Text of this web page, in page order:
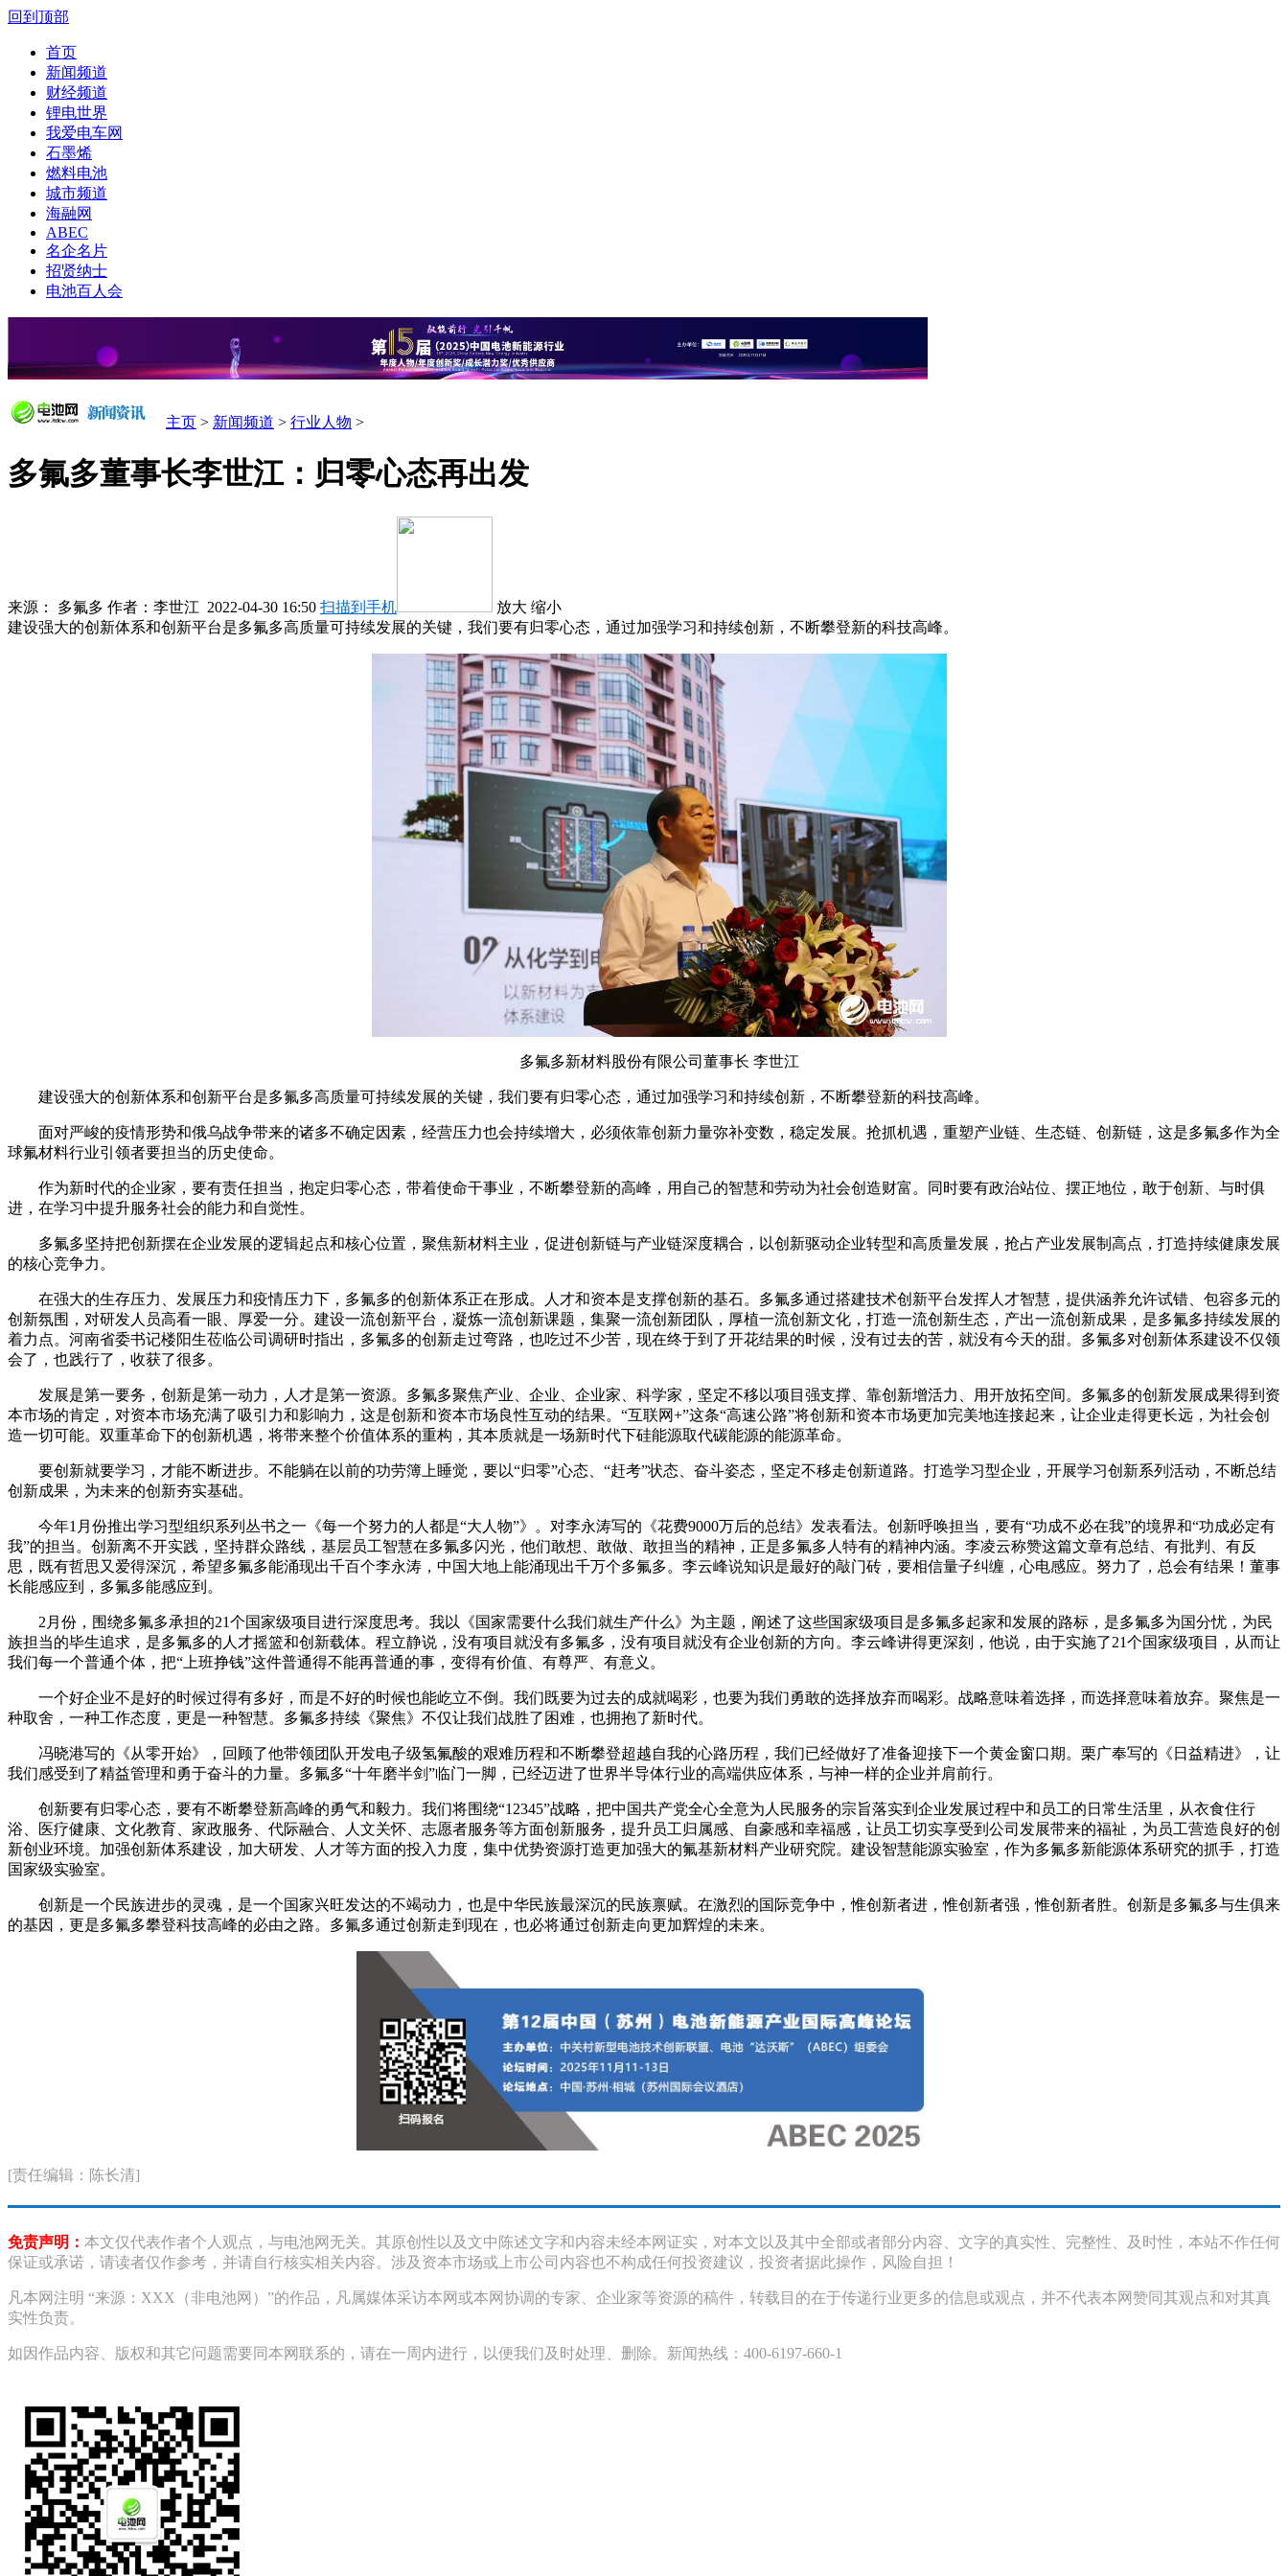
回到顶部
首页
新闻频道
财经频道
锂电世界
我爱电车网
石墨烯
燃料电池
城市频道
海融网
ABEC
名企名片
招贤纳士
电池百人会
主页 > 新闻频道 > 行业人物 >
多氟多董事长李世江：归零心态再出发
来源： 多氟多 作者： 李世江 2022-04-30 16:50 扫描到手机 放大 缩小
建设强大的创新体系和创新平台是多氟多高质量可持续发展的关键，我们要有归零心态，通过加强学习和持续创新，不断攀登新的科技高峰。
多氟多新材料股份有限公司董事长 李世江
建设强大的创新体系和创新平台是多氟多高质量可持续发展的关键，我们要有归零心态，通过加强学习和持续创新，不断攀登新的科技高峰。
面对严峻的疫情形势和俄乌战争带来的诸多不确定因素，经营压力也会持续增大，必须依靠创新力量弥补变数，稳定发展。抢抓机遇，重塑产业链、生态链、创新链，这是多氟多作为全
球氟材料行业引领者要担当的历史使命。
作为新时代的企业家，要有责任担当，抱定归零心态，带着使命干事业，不断攀登新的高峰，用自己的智慧和劳动为社会创造财富。同时要有政治站位、摆正地位，敢于创新、与时俱
进，在学习中提升服务社会的能力和自觉性。
多氟多坚持把创新摆在企业发展的逻辑起点和核心位置，聚焦新材料主业，促进创新链与产业链深度耦合，以创新驱动企业转型和高质量发展，抢占产业发展制高点，打造持续健康发展
的核心竞争力。
在强大的生存压力、发展压力和疫情压力下，多氟多的创新体系正在形成。人才和资本是支撑创新的基石。多氟多通过搭建技术创新平台发挥人才智慧，提供涵养允许试错、包容多元的
创新氛围，对研发人员高看一眼、厚爱一分。建设一流创新平台，凝炼一流创新课题，集聚一流创新团队，厚植一流创新文化，打造一流创新生态，产出一流创新成果，是多氟多持续发展的
着力点。河南省委书记楼阳生莅临公司调研时指出，多氟多的创新走过弯路，也吃过不少苦，现在终于到了开花结果的时候，没有过去的苦，就没有今天的甜。多氟多对创新体系建设不仅领
会了，也践行了，收获了很多。
发展是第一要务，创新是第一动力，人才是第一资源。多氟多聚焦产业、企业、企业家、科学家，坚定不移以项目强支撑、靠创新增活力、用开放拓空间。多氟多的创新发展成果得到资
本市场的肯定，对资本市场充满了吸引力和影响力，这是创新和资本市场良性互动的结果。“互联网+”这条“高速公路”将创新和资本市场更加完美地连接起来，让企业走得更长远，为社会创
造一切可能。双重革命下的创新机遇，将带来整个价值体系的重构，其本质就是一场新时代下硅能源取代碳能源的能源革命。
要创新就要学习，才能不断进步。不能躺在以前的功劳簿上睡觉，要以“归零”心态、“赶考”状态、奋斗姿态，坚定不移走创新道路。打造学习型企业，开展学习创新系列活动，不断总结
创新成果，为未来的创新夯实基础。
今年1月份推出学习型组织系列丛书之一《每一个努力的人都是“大人物”》。对李永涛写的《花费9000万后的总结》发表看法。创新呼唤担当，要有“功成不必在我”的境界和“功成必定有
我”的担当。创新离不开实践，坚持群众路线，基层员工智慧在多氟多闪光，他们敢想、敢做、敢担当的精神，正是多氟多人特有的精神内涵。李凌云称赞这篇文章有总结、有批判、有反
思，既有哲思又爱得深沉，希望多氟多能涌现出千百个李永涛，中国大地上能涌现出千万个多氟多。李云峰说知识是最好的敲门砖，要相信量子纠缠，心电感应。努力了，总会有结果！董事
长能感应到，多氟多能感应到。
2月份，围绕多氟多承担的21个国家级项目进行深度思考。我以《国家需要什么我们就生产什么》为主题，阐述了这些国家级项目是多氟多起家和发展的路标，是多氟多为国分忧，为民
族担当的毕生追求，是多氟多的人才摇篮和创新载体。程立静说，没有项目就没有多氟多，没有项目就没有企业创新的方向。李云峰讲得更深刻，他说，由于实施了21个国家级项目，从而让
我们每一个普通个体，把“上班挣钱”这件普通得不能再普通的事，变得有价值、有尊严、有意义。
一个好企业不是好的时候过得有多好，而是不好的时候也能屹立不倒。我们既要为过去的成就喝彩，也要为我们勇敢的选择放弃而喝彩。战略意味着选择，而选择意味着放弃。聚焦是一
种取舍，一种工作态度，更是一种智慧。多氟多持续《聚焦》不仅让我们战胜了困难，也拥抱了新时代。
冯晓港写的《从零开始》，回顾了他带领团队开发电子级氢氟酸的艰难历程和不断攀登超越自我的心路历程，我们已经做好了准备迎接下一个黄金窗口期。栗广奉写的《日益精进》，让
我们感受到了精益管理和勇于奋斗的力量。多氟多“十年磨半剑”临门一脚，已经迈进了世界半导体行业的高端供应体系，与神一样的企业并肩前行。
创新要有归零心态，要有不断攀登新高峰的勇气和毅力。我们将围绕“12345”战略，把中国共产党全心全意为人民服务的宗旨落实到企业发展过程中和员工的日常生活里，从衣食住行
浴、医疗健康、文化教育、家政服务、代际融合、人文关怀、志愿者服务等方面创新服务，提升员工归属感、自豪感和幸福感，让员工切实享受到公司发展带来的福祉，为员工营造良好的创
新创业环境。加强创新体系建设，加大研发、人才等方面的投入力度，集中优势资源打造更加强大的氟基新材料产业研究院。建设智慧能源实验室，作为多氟多新能源体系研究的抓手，打造
国家级实验室。
创新是一个民族进步的灵魂，是一个国家兴旺发达的不竭动力，也是中华民族最深沉的民族禀赋。在激烈的国际竞争中，惟创新者进，惟创新者强，惟创新者胜。创新是多氟多与生俱来
的基因，更是多氟多攀登科技高峰的必由之路。多氟多通过创新走到现在，也必将通过创新走向更加辉煌的未来。
[责任编辑：陈长清]
免责声明： 本文仅代表作者个人观点，与电池网无关。其原创性以及文中陈述文字和内容未经本网证实，对本文以及其中全部或者部分内容、文字的真实性、完整性、及时性，本站不作任何
保证或承诺，请读者仅作参考，并请自行核实相关内容。涉及资本市场或上市公司内容也不构成任何投资建议，投资者据此操作，风险自担！
凡本网注明 “来源：XXX（非电池网）”的作品，凡属媒体采访本网或本网协调的专家、企业家等资源的稿件，转载目的在于传递行业更多的信息或观点，并不代表本网赞同其观点和对其真
实性负责。
如因作品内容、版权和其它问题需要同本网联系的，请在一周内进行，以便我们及时处理、删除。新闻热线：400-6197-660-1